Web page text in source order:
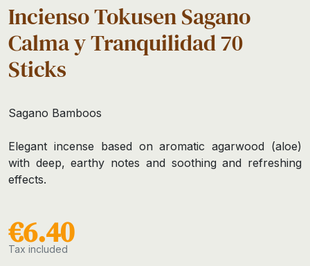
Incienso Tokusen Sagano
Calma y Tranquilidad 70
Sticks
Sagano Bamboos
Elegant incense based on aromatic agarwood (aloe)
with deep, earthy notes and soothing and refreshing
effects.
€6.40
Tax included